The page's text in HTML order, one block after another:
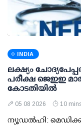
INDIA
ലക്ഷ്യം
പരീക്ഷ ജെഇഇ
കോടതിയില്‍
05 08 2026 10
ന്യൂഡല്‍ഹി: